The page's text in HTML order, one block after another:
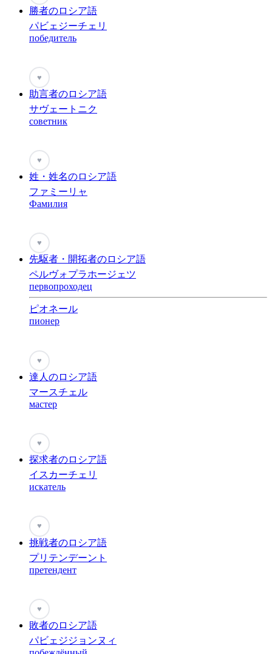
勝者のロシア語
パビェジーチェリ
победитель
♥
助言者のロシア語
サヴェートニク
советник
♥
姓・姓名のロシア語
ファミーリャ
Фамилия
♥
先駆者・開拓者のロシア語
ペルヴォプラホージェツ
первопроходец
ピオネール
пионер
♥
達人のロシア語
マースチェル
мастер
♥
探求者のロシア語
イスカーチェリ
искатель
♥
挑戦者のロシア語
プリテンデーント
претендент
♥
敗者のロシア語
パビェジジョンヌィ